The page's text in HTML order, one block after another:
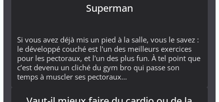
Superman
Si vous avez déjà mis un pied à la salle, vous le savez :
le développé couché est l'un des meilleurs exercices
pour les pectoraux, et l'un des plus fun. À tel point que
c’est devenu un cliché du gym bro qui passe son
temps à muscler ses pectoraux…